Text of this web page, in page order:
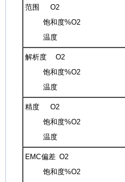
范围 O2
饱和度%O2
温度
解析度 O2
饱和度%O2
温度
精度 O2
饱和度%O2
温度
EMC偏差 O2
饱和度%O2